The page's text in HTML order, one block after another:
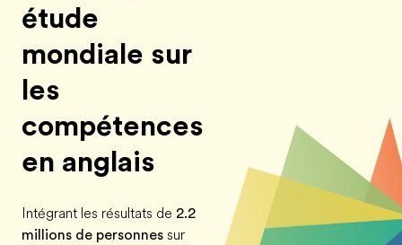
Trouver un bureau
A propos de nous
Rejoignez nos équipes
étude
mondiale sur
les
compétences
en anglais
Intégrant les résultats de 2.2
millions de personnes sur